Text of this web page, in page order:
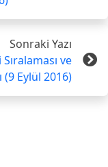
Sonraki Yazı
ve
(9 Eylül 2016)